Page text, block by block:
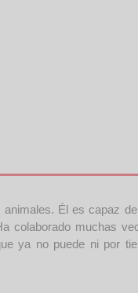
Él es capaz
colaborado muchas
ya no puede ni por